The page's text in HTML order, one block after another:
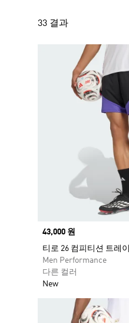
33 결과
Price
43,000 원
티로 26 컴피티션 트레
Men Performance
다른 컬러
New